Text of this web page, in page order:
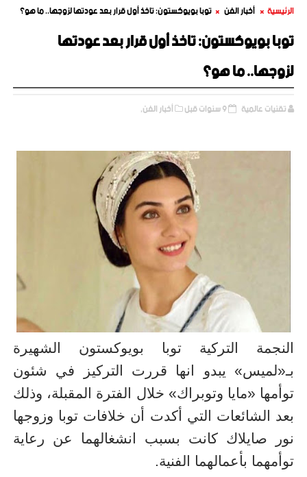
الرئيسية أخبار الفن توبا بويوكستون: تاخذ أول قرار بعد عودتها لزوجها.. ما هو؟
توبا بويوكستون: تاخذ أول قرار بعد عودتها
لزوجها.. ما هو؟
تقنيات عالمية 9 سنوات قبل أخبار الفن,
النجمة التركية توبا بويوكستون الشهيرة
بـ«لميس» يبدو انها قررت التركيز في شئون
توأمها «مايا وتوبراك» خلال الفترة المقبلة، وذلك
بعد الشائعات التي أكدت أن خلافات توبا وزوجها
نور صايلاك كانت بسبب انشغالهما عن رعاية
توأمهما بأعمالهما الفنية.